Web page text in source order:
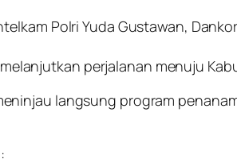
Polri Yuda Gustawan,
perjalanan menuju
langsung program